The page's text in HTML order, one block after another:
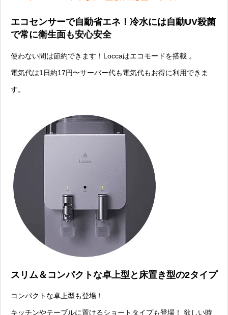
エコセンサーで自動省エネ！冷水には自動UV殺菌
で常に衛生面も安心安全
使わない間は節約できます！Loccaはエコモードを搭載 。
電気代は1日約17円〜サーバー代も電気代もお得に利用できま
す。
スリム＆コンパクトな卓上型と床置き型の2タイプ
コンパクトな卓上型も登場！
キッチンやテーブルに置けるショートタイプも登場！ 欲しい時